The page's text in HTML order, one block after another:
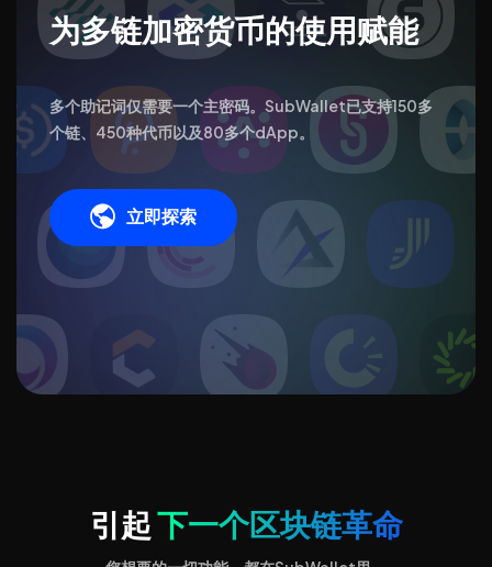
为多链加密货币的使用赋能
多个助记词仅需要一个主密码。SubWallet已支持150多
个链、450种代币以及80多个dApp。
立即探索
引起下一个区块链革命